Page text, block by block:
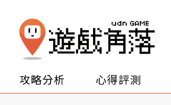
攻略分析 心得評測